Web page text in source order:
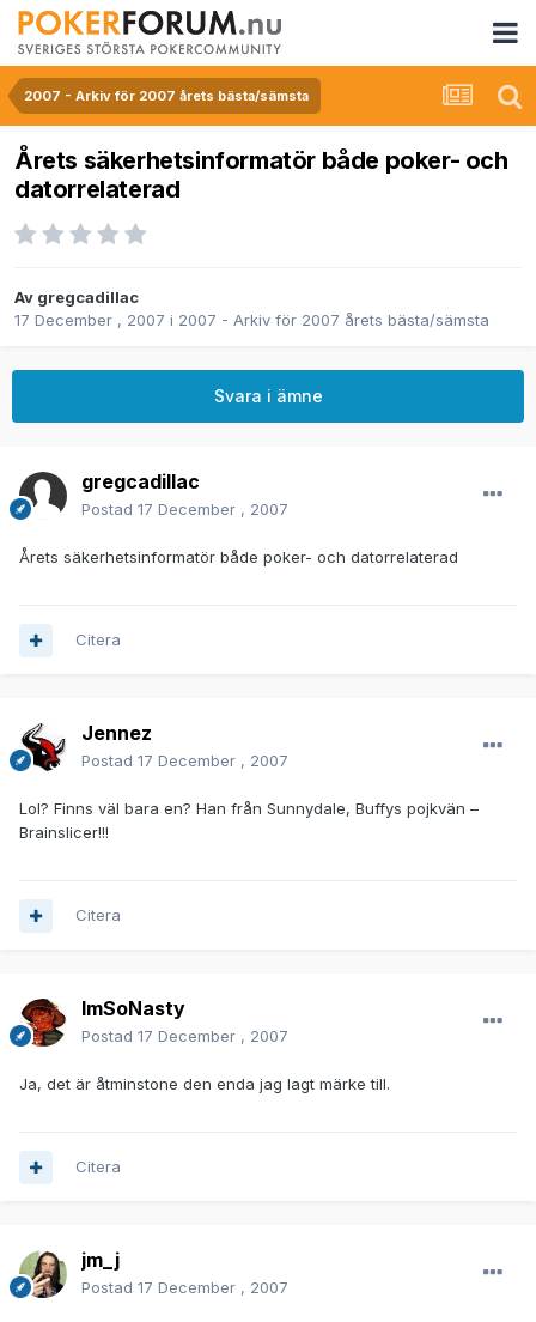
2007 - Arkiv för 2007 årets bästa/sämsta
Årets säkerhetsinformatör både poker- och
datorrelaterad
Av gregcadillac
17 December , 2007 i 2007 - Arkiv för 2007 årets bästa/sämsta
Svara i ämne
gregcadillac
Postad 17 December , 2007
Årets säkerhetsinformatör både poker- och datorrelaterad
Citera
Jennez
Postad 17 December , 2007
Lol? Finns väl bara en? Han från Sunnydale, Buffys pojkvän –
Brainslicer!!!
Citera
ImSoNasty
Postad 17 December , 2007
Ja, det är åtminstone den enda jag lagt märke till.
Citera
jm_j
Postad 17 December , 2007